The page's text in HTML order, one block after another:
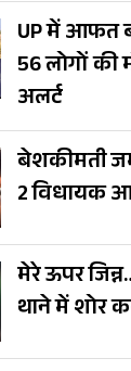
UP में आफत
56 लोगों की
अलर्ट
बेशकीमती
2 विधायक
मेरे ऊपर
थाने में शोर